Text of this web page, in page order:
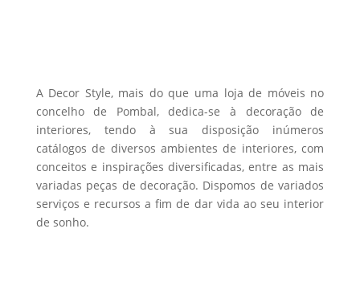
the
product
page
A Decor Style, mais do que uma loja de móveis no
concelho de Pombal, dedica-se à decoração de
interiores, tendo à sua disposição inúmeros
catálogos de diversos ambientes de interiores, com
conceitos e inspirações diversificadas, entre as mais
variadas peças de decoração. Dispomos de variados
serviços e recursos a fim de dar vida ao seu interior
de sonho.